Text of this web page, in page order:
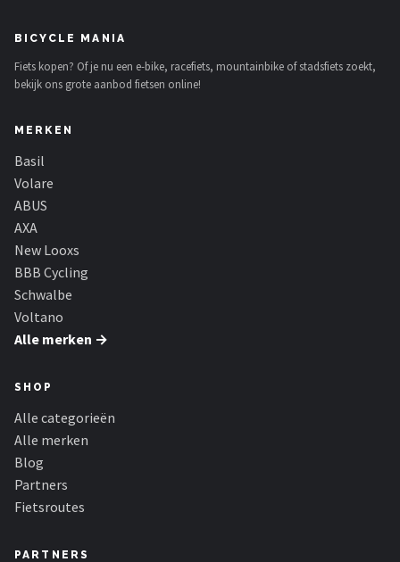
BICYCLE MANIA
Fiets kopen? Of je nu een e-bike, racefiets, mountainbike of stadsfiets zoekt,
bekijk ons grote aanbod fietsen online!
MERKEN
Basil
Volare
ABUS
AXA
New Looxs
BBB Cycling
Schwalbe
Voltano
Alle merken →
SHOP
Alle categorieën
Alle merken
Blog
Partners
Fietsroutes
PARTNERS